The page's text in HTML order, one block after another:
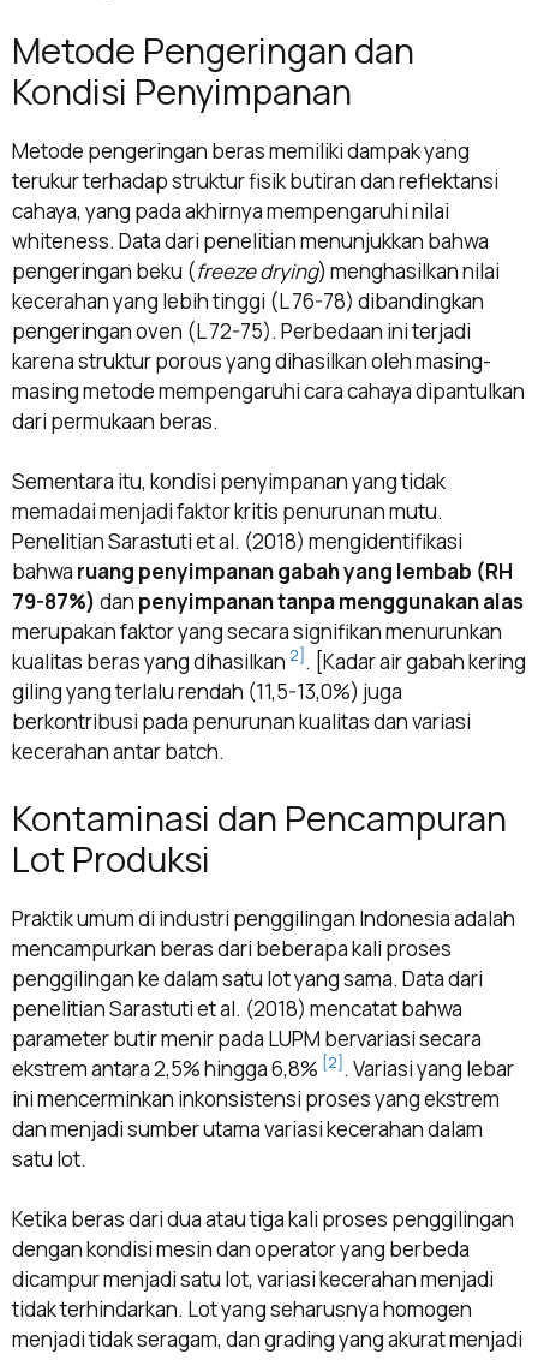
Metode Pengeringan dan
Kondisi Penyimpanan
Metode pengeringan beras memiliki dampak yang
terukur terhadap struktur fisik butiran dan reflektansi
cahaya, yang pada akhirnya mempengaruhi nilai
whiteness. Data dari penelitian menunjukkan bahwa
pengeringan beku (freeze drying) menghasilkan nilai
kecerahan yang lebih tinggi (L 76-78) dibandingkan
pengeringan oven (L 72-75). Perbedaan ini terjadi
karena struktur porous yang dihasilkan oleh masing-
masing metode mempengaruhi cara cahaya dipantulkan
dari permukaan beras.
Sementara itu, kondisi penyimpanan yang tidak
memadai menjadi faktor kritis penurunan mutu.
Penelitian Sarastuti et al. (2018) mengidentifikasi
bahwa ruang penyimpanan gabah yang lembab (RH
79-87%) dan penyimpanan tanpa menggunakan alas
merupakan faktor yang secara signifikan menurunkan
kualitas beras yang dihasilkan 2]. [Kadar air gabah kering
giling yang terlalu rendah (11,5-13,0%) juga
berkontribusi pada penurunan kualitas dan variasi
kecerahan antar batch.
Kontaminasi dan Pencampuran
Lot Produksi
Praktik umum di industri penggilingan Indonesia adalah
mencampurkan beras dari beberapa kali proses
penggilingan ke dalam satu lot yang sama. Data dari
penelitian Sarastuti et al. (2018) mencatat bahwa
parameter butir menir pada LUPM bervariasi secara
ekstrem antara 2,5% hingga 6,8% [2]. Variasi yang lebar
ini mencerminkan inkonsistensi proses yang ekstrem
dan menjadi sumber utama variasi kecerahan dalam
satu lot.
Ketika beras dari dua atau tiga kali proses penggilingan
dengan kondisi mesin dan operator yang berbeda
dicampur menjadi satu lot, variasi kecerahan menjadi
tidak terhindarkan. Lot yang seharusnya homogen
menjadi tidak seragam, dan grading yang akurat menjadi